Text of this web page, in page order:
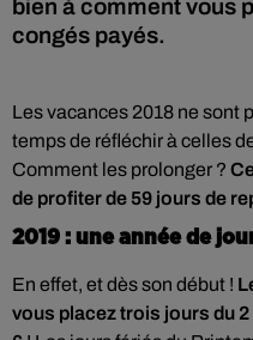
bien à comment vous
congés payés.
Les vacances 2018 ne sont
temps de réfléchir à celles
Comment les prolonger ?
de profiter de 59 jours de
2019 : une année de
En effet, et dès son début !
vous placez trois jours du